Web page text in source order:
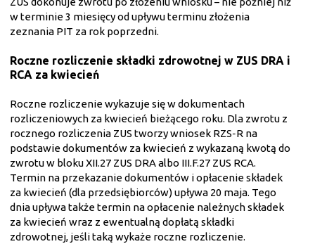
w terminie 3 miesięcy od upływu terminu złożenia
zeznania PIT za rok poprzedni.
Roczne rozliczenie składki zdrowotnej w ZUS DRA i
RCA za kwiecień
Roczne rozliczenie wykazuje się w dokumentach
rozliczeniowych za kwiecień bieżącego roku. Dla zwrotu z
rocznego rozliczenia ZUS tworzy wniosek RZS‑R na
podstawie dokumentów za kwiecień z wykazaną kwotą do
zwrotu w bloku XII.27 ZUS DRA albo III.F.27 ZUS RCA.
Termin na przekazanie dokumentów i opłacenie składek
za kwiecień (dla przedsiębiorców) upływa 20 maja. Tego
dnia upływa także termin na opłacenie należnych składek
za kwiecień wraz z ewentualną dopłatą składki
zdrowotnej, jeśli taką wykaże roczne rozliczenie.